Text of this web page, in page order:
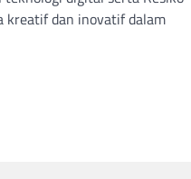
kreatif dan inovatif dalam